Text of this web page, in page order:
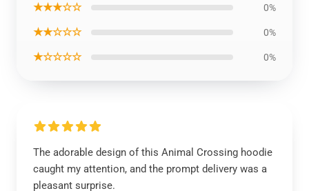
★★★☆☆ 0%
★★☆☆☆ 0%
★☆☆☆☆ 0%
The adorable design of this Animal Crossing hoodie
caught my attention, and the prompt delivery was a
pleasant surprise.